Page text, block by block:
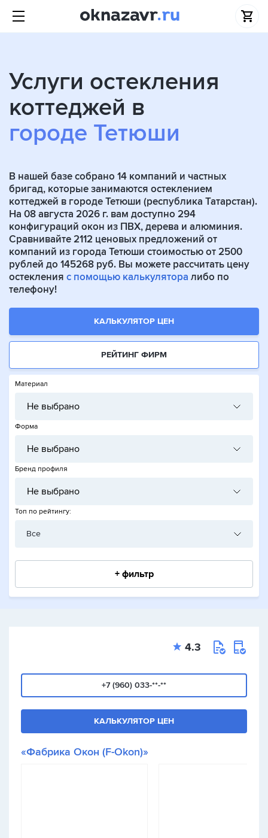
Услуги остекления
коттеджей в
городе Тетюши
В нашей базе собрано 14 компаний и частных
бригад, которые занимаются остеклением
коттеджей в городе Тетюши (республика Татарстан).
На 08 августа 2026 г. вам доступно 294
конфигураций окон из ПВХ, дерева и алюминия.
Сравнивайте 2112 ценовых предложений от
компаний из города Тетюши стоимостью от 2500
рублей до 145268 руб. Вы можете рассчитать цену
остекления с помощью калькулятора либо по
телефону!
КАЛЬКУЛЯТОР ЦЕН
РЕЙТИНГ ФИРМ
Материал
Не выбрано
Форма
Не выбрано
Бренд профиля
Не выбрано
Топ по рейтингу:
Все
+ фильтр
4.3
+7 (960) 033-**-**
КАЛЬКУЛЯТОР ЦЕН
«Фабрика Окон (F-Okon)»